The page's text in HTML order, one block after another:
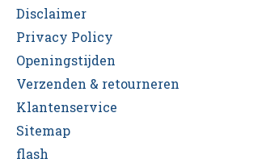
Disclaimer
Privacy Policy
Openingstijden
Verzenden & retourneren
Klantenservice
Sitemap
flash